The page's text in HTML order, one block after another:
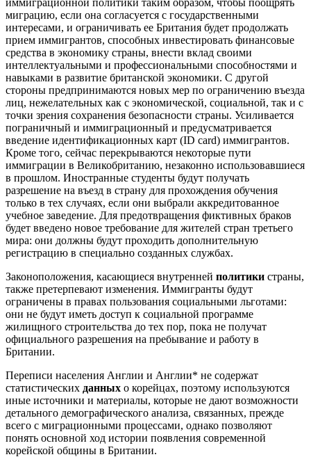
миграцию, если она согласуется с государственными
интересами, и ограничивать ее Британия будет продолжать
прием иммигрантов, способных инвестировать финансовые
средства в экономику страны, внести вклад своими
интеллектуальными и профессиональными способностями и
навыками в развитие британской экономики. С другой
стороны предпринимаются новых мер по ограничению въезда
лиц, нежелательных как с экономической, социальной, так и с
точки зрения сохранения безопасности страны. Усиливается
пограничный и иммиграционный и предусматривается
введение идентификационных карт (ID card) иммигрантов.
Кроме того, сейчас перекрываются некоторые пути
иммиграции в Великобританию, незаконно использовавшиеся
в прошлом. Иностранные студенты будут получать
разрешение на въезд в страну для прохождения обучения
только в тех случаях, если они выбрали аккредитованное
учебное заведение. Для предотвращения фиктивных браков
будет введено новое требование для жителей стран третьего
мира: они должны будут проходить дополнительную
регистрацию в специально созданных службах.
Законоположения, касающиеся внутренней политики страны,
также претерпевают изменения. Иммигранты будут
ограничены в правах пользования социальными льготами:
они не будут иметь доступ к социальной программе
жилищного строительства до тех пор, пока не получат
официального разрешения на пребывание и работу в
Британии.
Переписи населения Англии и Англии* не содержат
статистических данных о корейцах, поэтому используются
иные источники и материалы, которые не дают возможности
детального демографического анализа, связанных, прежде
всего с миграционными процессами, однако позволяют
понять основной ход истории появления современной
корейской общины в Британии.